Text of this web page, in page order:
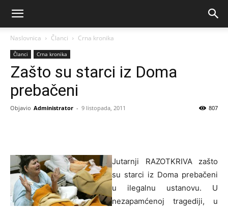
Naslovnica Članci Crna kronika
Članci Crna kronika
Zašto su starci iz Doma
prebačeni
Objavio Administrator - 9 listopada, 2011 807
Jutarnji RAZOTKRIVA zašto
su starci iz Doma prebačeni
u ilegalnu ustanovu. U
nezapamćenoj tragediji, u